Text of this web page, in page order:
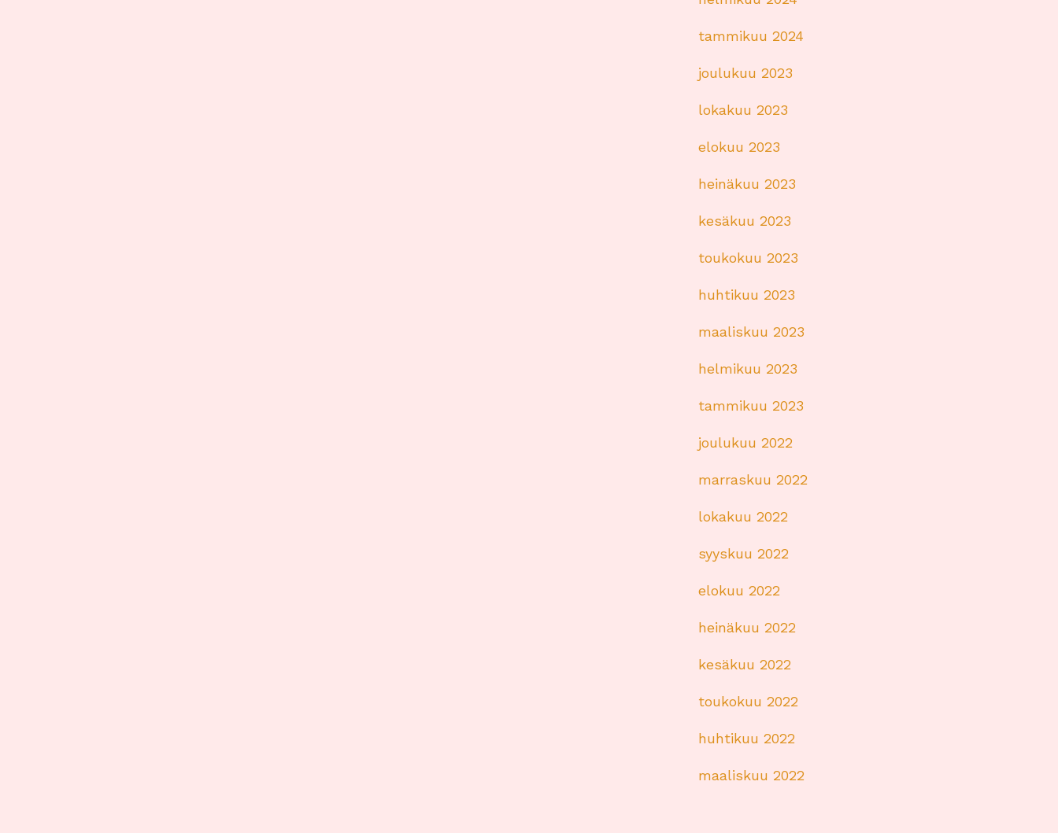
tammikuu 2024
joulukuu 2023
lokakuu 2023
elokuu 2023
heinäkuu 2023
kesäkuu 2023
toukokuu 2023
huhtikuu 2023
maaliskuu 2023
helmikuu 2023
tammikuu 2023
joulukuu 2022
marraskuu 2022
lokakuu 2022
syyskuu 2022
elokuu 2022
heinäkuu 2022
kesäkuu 2022
toukokuu 2022
huhtikuu 2022
maaliskuu 2022